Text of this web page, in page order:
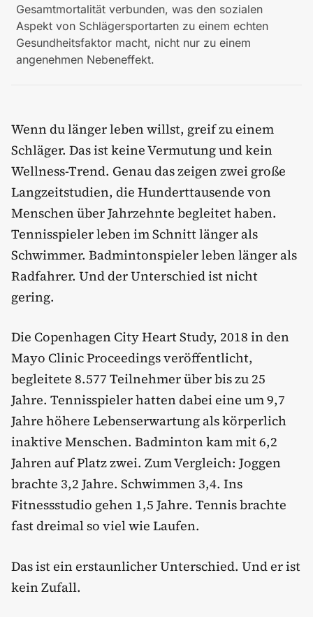
Gesamtmortalität verbunden, was den sozialen
Aspekt von Schlägersportarten zu einem echten
Gesundheitsfaktor macht, nicht nur zu einem
angenehmen Nebeneffekt.
Wenn du länger leben willst, greif zu einem
Schläger. Das ist keine Vermutung und kein
Wellness-Trend. Genau das zeigen zwei große
Langzeitstudien, die Hunderttausende von
Menschen über Jahrzehnte begleitet haben.
Tennisspieler leben im Schnitt länger als
Schwimmer. Badmintonspieler leben länger als
Radfahrer. Und der Unterschied ist nicht
gering.
Die Copenhagen City Heart Study, 2018 in den
Mayo Clinic Proceedings veröffentlicht,
begleitete 8.577 Teilnehmer über bis zu 25
Jahre. Tennisspieler hatten dabei eine um 9,7
Jahre höhere Lebenserwartung als körperlich
inaktive Menschen. Badminton kam mit 6,2
Jahren auf Platz zwei. Zum Vergleich: Joggen
brachte 3,2 Jahre. Schwimmen 3,4. Ins
Fitnessstudio gehen 1,5 Jahre. Tennis brachte
fast dreimal so viel wie Laufen.
Das ist ein erstaunlicher Unterschied. Und er ist
kein Zufall.